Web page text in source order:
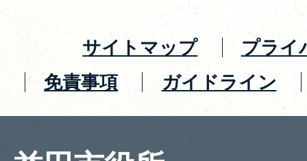
サイトマップ
プライ
免責事項
ガイドライン